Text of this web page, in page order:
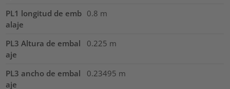
PL1 longitud de emb
alaje
0.8 m
PL3 Altura de embal
aje
0.225 m
PL3 ancho de embal
aje
0.23495 m